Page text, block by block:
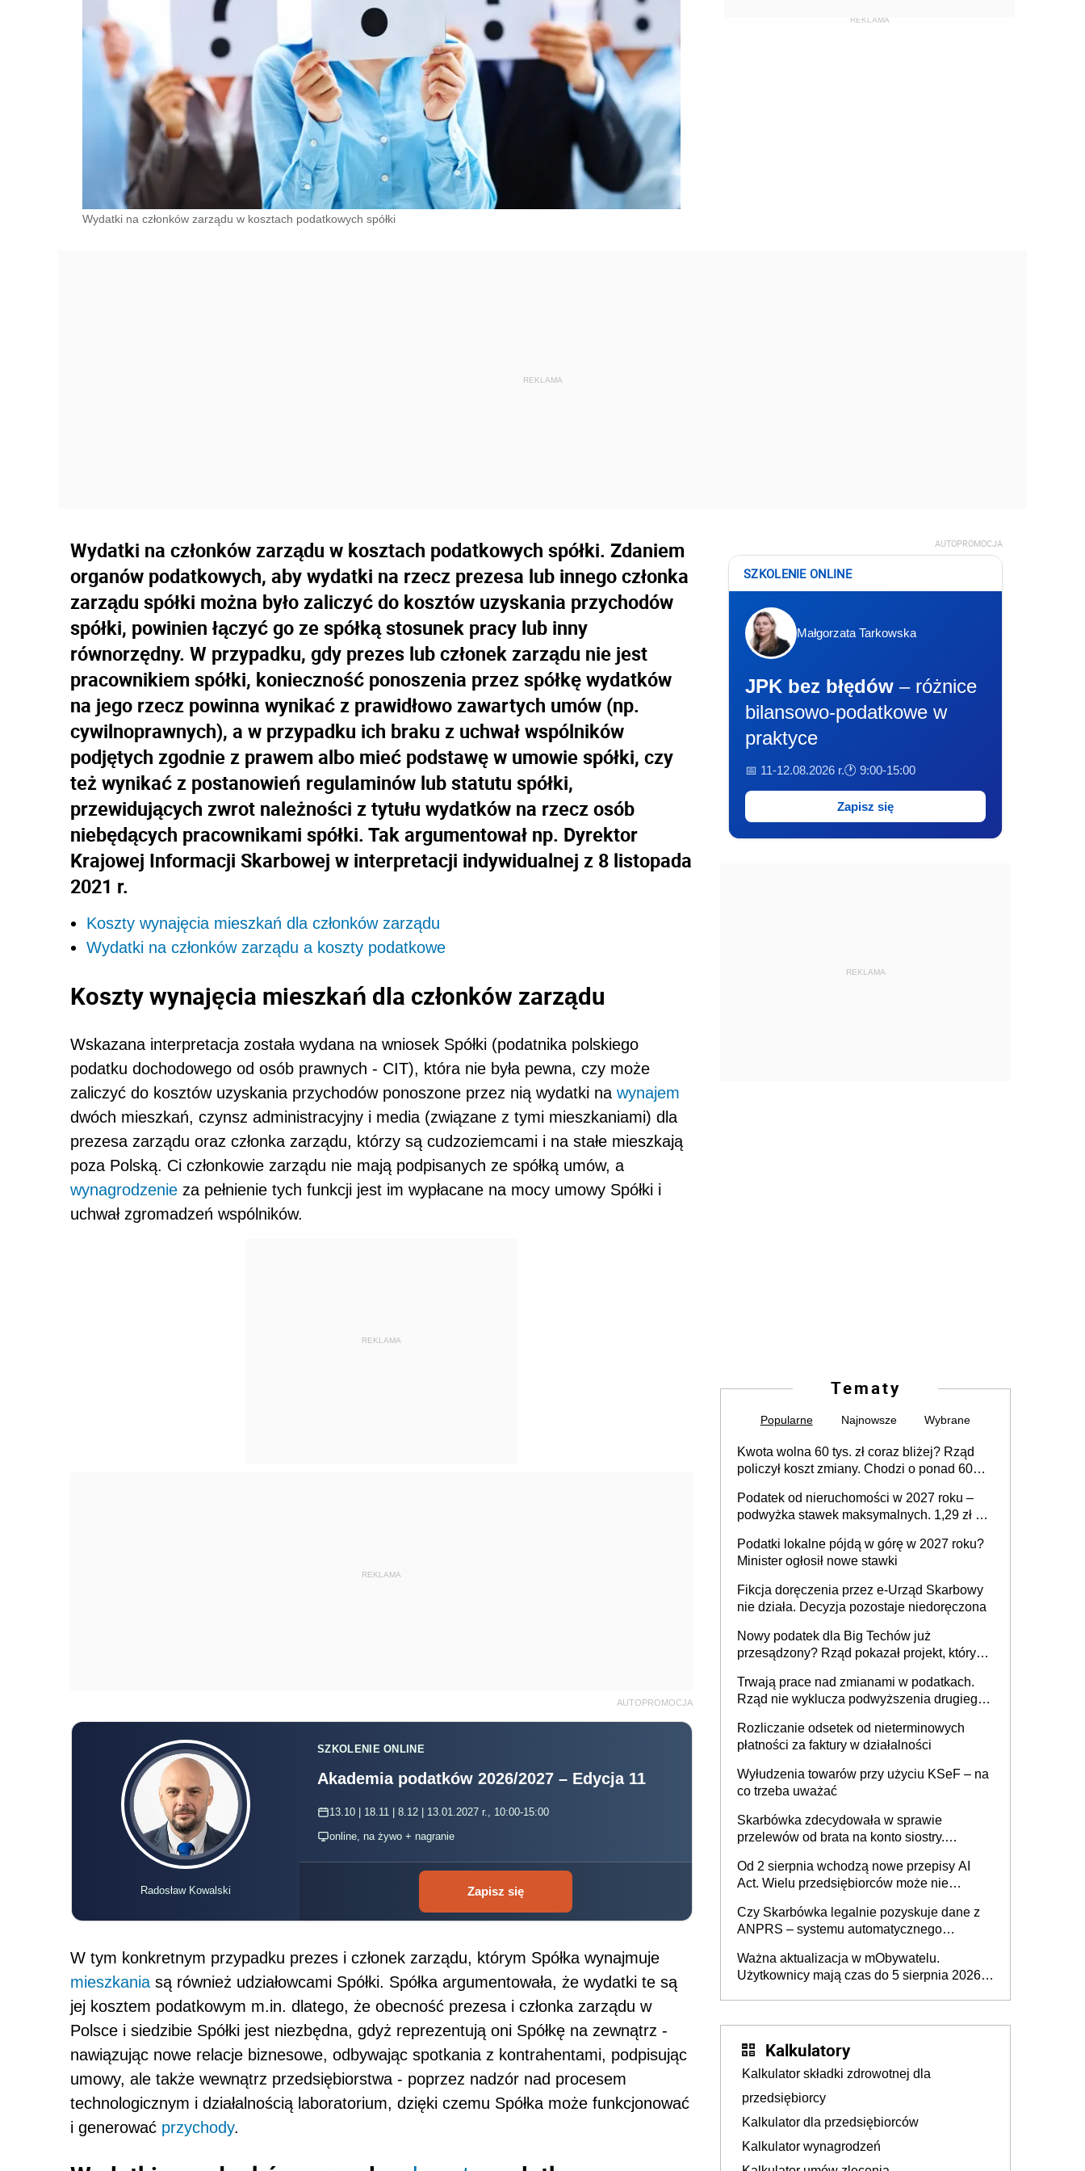
Wydatki na członków zarządu w kosztach podatkowych spółki
Wydatki na członków zarządu w kosztach podatkowych spółki. Zdaniem
organów podatkowych, aby wydatki na rzecz prezesa lub innego członka
zarządu spółki można było zaliczyć do kosztów uzyskania przychodów
spółki, powinien łączyć go ze spółką stosunek pracy lub inny
równorzędny. W przypadku, gdy prezes lub członek zarządu nie jest
pracownikiem spółki, konieczność ponoszenia przez spółkę wydatków
na jego rzecz powinna wynikać z prawidłowo zawartych umów (np.
cywilnoprawnych), a w przypadku ich braku z uchwał wspólników
podjętych zgodnie z prawem albo mieć podstawę w umowie spółki, czy
też wynikać z postanowień regulaminów lub statutu spółki,
przewidujących zwrot należności z tytułu wydatków na rzecz osób
niebędących pracownikami spółki. Tak argumentował np. Dyrektor
Krajowej Informacji Skarbowej w interpretacji indywidualnej z 8 listopada
2021 r.
Koszty wynajęcia mieszkań dla członków zarządu
Wydatki na członków zarządu a koszty podatkowe
Koszty wynajęcia mieszkań dla członków zarządu
Wskazana interpretacja została wydana na wniosek Spółki (podatnika polskiego
podatku dochodowego od osób prawnych - CIT), która nie była pewna, czy może
zaliczyć do kosztów uzyskania przychodów ponoszone przez nią wydatki na wynajem
dwóch mieszkań, czynsz administracyjny i media (związane z tymi mieszkaniami) dla
prezesa zarządu oraz członka zarządu, którzy są cudzoziemcami i na stałe mieszkają
poza Polską. Ci członkowie zarządu nie mają podpisanych ze spółką umów, a
wynagrodzenie za pełnienie tych funkcji jest im wypłacane na mocy umowy Spółki i
uchwał zgromadzeń wspólników.
REKLAMA
REKLAMA
AUTOPROMOCJA
Radosław Kowalski
SZKOLENIE ONLINE
Akademia podatków 2026/2027 – Edycja 11
13.10 | 18.11 | 8.12 | 13.01.2027 r., 10:00-15:00
online, na żywo + nagranie
Zapisz się
W tym konkretnym przypadku prezes i członek zarządu, którym Spółka wynajmuje
mieszkania są również udziałowcami Spółki. Spółka argumentowała, że wydatki te są
jej kosztem podatkowym m.in. dlatego, że obecność prezesa i członka zarządu w
Polsce i siedzibie Spółki jest niezbędna, gdyż reprezentują oni Spółkę na zewnątrz -
nawiązując nowe relacje biznesowe, odbywając spotkania z kontrahentami, podpisując
umowy, ale także wewnątrz przedsiębiorstwa - poprzez nadzór nad procesem
technologicznym i działalnością laboratorium, dzięki czemu Spółka może funkcjonować
i generować przychody.
AUTOPROMOCJA
SZKOLENIE ONLINE
Małgorzata Tarkowska
JPK bez błędów – różnice
bilansowo-podatkowe w
praktyce
📅 11-12.08.2026 r.🕐 9:00-15:00
Zapisz się
REKLAMA
Tematy
Popularne Najnowsze Wybrane
Kwota wolna 60 tys. zł coraz bliżej? Rząd
policzył koszt zmiany. Chodzi o ponad 60
Podatek od nieruchomości w 2027 roku –
podwyżka stawek maksymalnych. 1,29 zł za
budynków i lokali związanych z
prowadzeniem działalności gospodarczej
Podatki lokalne pójdą w górę w 2027 roku?
Minister ogłosił nowe stawki
Fikcja doręczenia przez e-Urząd Skarbowy
nie działa. Decyzja pozostaje niedoręczona
Nowy podatek dla Big Techów już
przesądzony? Rząd pokazał projekt, który
Trwają prace nad zmianami w podatkach.
Rząd nie wyklucza podwyższenia drugiego
Rozliczanie odsetek od nieterminowych
płatności za faktury w działalności
Wyłudzenia towarów przy użyciu KSeF – na
co trzeba uważać
Skarbówka zdecydowała w sprawie
przelewów od brata na konto siostry.
darowizna, ale podatku jednak nie będzie
Od 2 sierpnia wchodzą nowe przepisy AI
Act. Wielu przedsiębiorców może nie
Czy Skarbówka legalnie pozyskuje dane z
ANPRS – systemu automatycznego
pojazdów z kamer drogowych?
Ważna aktualizacja w mObywatelu.
Użytkownicy mają czas do 5 sierpnia 2026
Kalkulatory
Kalkulator składki zdrowotnej dla
przedsiębiorcy
Kalkulator dla przedsiębiorców
Kalkulator wynagrodzeń